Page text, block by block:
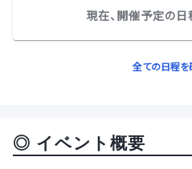
現在、開催予定の日
全ての日程を
◎ イベント概要